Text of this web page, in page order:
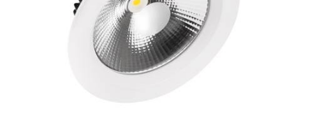
LOGIN / REGISTER
WINKELWAGEN